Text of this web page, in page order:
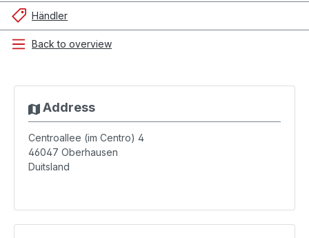
Händler
Back to overview
Address
Centroallee (im Centro) 4
46047 Oberhausen
Duitsland